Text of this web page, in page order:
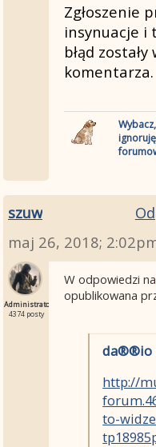
Zgłoszenie
insynuacje i
błąd
komentarza.
szuw
maj 26, 2018;
Administrator
4374 posty
W odpowiedzi na
opublikowana
da®®io
http://
to-